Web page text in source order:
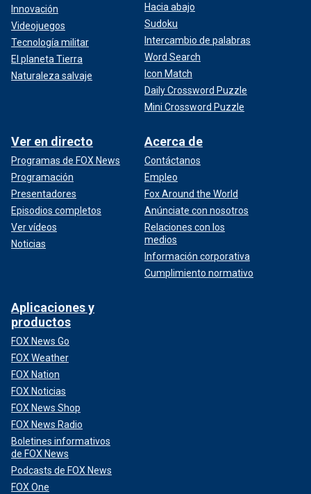
Innovación
Videojuegos
Tecnología militar
El planeta Tierra
Naturaleza salvaje
Hacia abajo
Sudoku
Intercambio de palabras
Word Search
Icon Match
Daily Crossword Puzzle
Mini Crossword Puzzle
Ver en directo
Programas de FOX News
Programación
Presentadores
Episodios completos
Ver vídeos
Noticias
Acerca de
Contáctanos
Empleo
Fox Around the World
Anúnciate con nosotros
Relaciones con los
medios
Información corporativa
Cumplimiento normativo
Aplicaciones y
productos
FOX News Go
FOX Weather
FOX Nation
FOX Noticias
FOX News Shop
FOX News Radio
Boletines informativos
de FOX News
Podcasts de FOX News
FOX One